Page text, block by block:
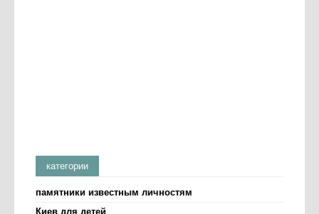
категории
памятники известным личностям
Киев для детей